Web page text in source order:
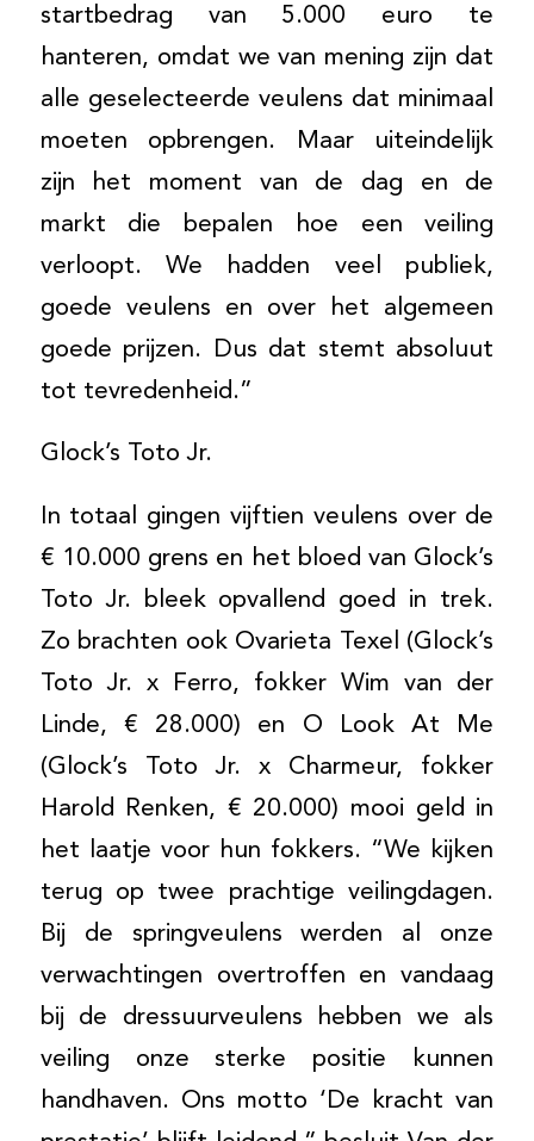
startbedrag van 5.000 euro te
hanteren, omdat we van mening zijn dat
alle geselecteerde veulens dat minimaal
moeten opbrengen. Maar uiteindelijk
zijn het moment van de dag en de
markt die bepalen hoe een veiling
verloopt. We hadden veel publiek,
goede veulens en over het algemeen
goede prijzen. Dus dat stemt absoluut
tot tevredenheid.”
Glock’s Toto Jr.
In totaal gingen vijftien veulens over de
€ 10.000 grens en het bloed van Glock’s
Toto Jr. bleek opvallend goed in trek.
Zo brachten ook Ovarieta Texel (Glock’s
Toto Jr. x Ferro, fokker Wim van der
Linde, € 28.000) en O Look At Me
(Glock’s Toto Jr. x Charmeur, fokker
Harold Renken, € 20.000) mooi geld in
het laatje voor hun fokkers. “We kijken
terug op twee prachtige veilingdagen.
Bij de springveulens werden al onze
verwachtingen overtroffen en vandaag
bij de dressuurveulens hebben we als
veiling onze sterke positie kunnen
handhaven. Ons motto ‘De kracht van